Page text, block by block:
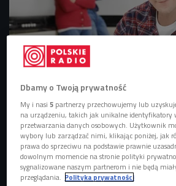
mieszkają z rodzicami.
Foto: shutterstock.com/
Coraz częściej w Polsce osoby w
25-34 lat, które nie założyły rodziny,
W lipcu tego roku GUS przygotował
gniazdowników, z którego wynika, że
Dbamy o Twoją prywatność
My i nasi5 partnerzy przechowujemy lub
na urządzeniu, takich jak unikalne identyfikatory
przetwarzania danych osobowych. Użytkownik
wybory lub zarządzać nimi, klikając poniżej, jak
prawa do sprzeciwu na podstawie prawnie
dowolnym momencie na stronie polityki
sygnalizowane naszym partnerom i nie będą
przeglądania. Polityka prywatności